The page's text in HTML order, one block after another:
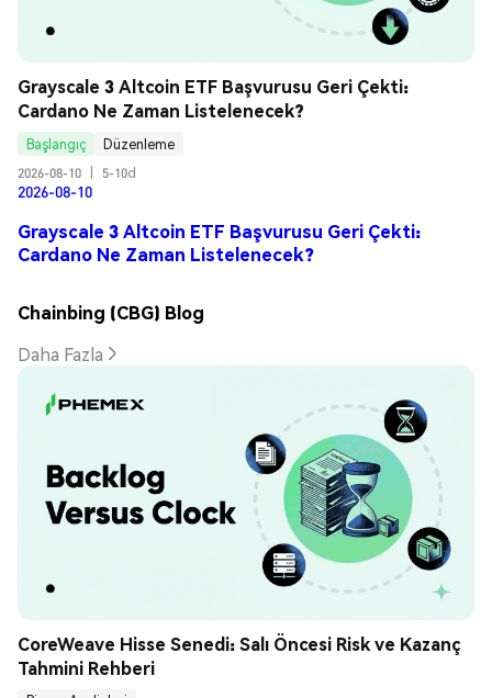
Grayscale 3 Altcoin ETF Başvurusu Geri Çekti:
Cardano Ne Zaman Listelenecek?
Başlangıç
Düzenleme
2026-08-10
5-10d
2026-08-10
Grayscale 3 Altcoin ETF Başvurusu Geri Çekti:
Cardano Ne Zaman Listelenecek?
Chainbing (CBG) Blog
Daha Fazla
CoreWeave Hisse Senedi: Salı Öncesi Risk ve Kazanç
Tahmini Rehberi